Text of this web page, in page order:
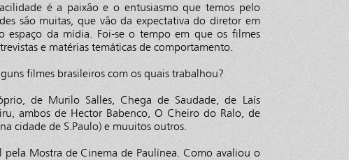
é a paixão e o entusiasmo que temos pelo
são muitas, que vão da expectativa do diretor em
espaço da mídia. Foi-se o tempo em que os filmes
e matérias temáticas de comportamento.
filmes brasileiros com os quais trabalhou?
de Murilo Salles, Chega de Saudade, de Laís
ambos de Hector Babenco, O Cheiro do Ralo, de
cidade de S.Paulo) e muuitos outros.
pela Mostra de Cinema de Paulínea. Como avaliou o